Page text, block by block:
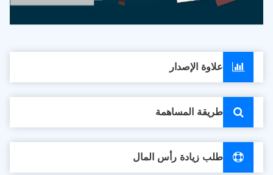
علاوة الإصدار
طريقة المساهمة
طلب زيادة رأس المال